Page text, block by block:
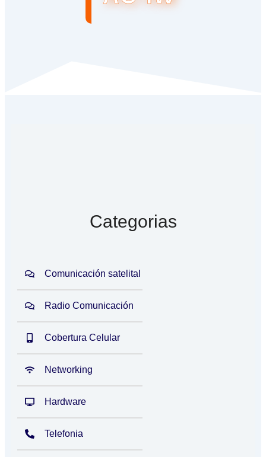
Categorias
Comunicación satelital
Radio Comunicación
Cobertura Celular
Networking
Hardware
Telefonia